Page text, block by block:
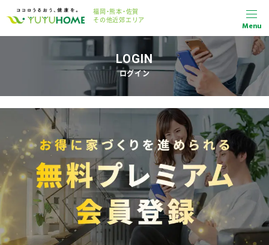
福岡・熊本・佐賀
その他近郊エリア
Menu
LOGIN
ログイン